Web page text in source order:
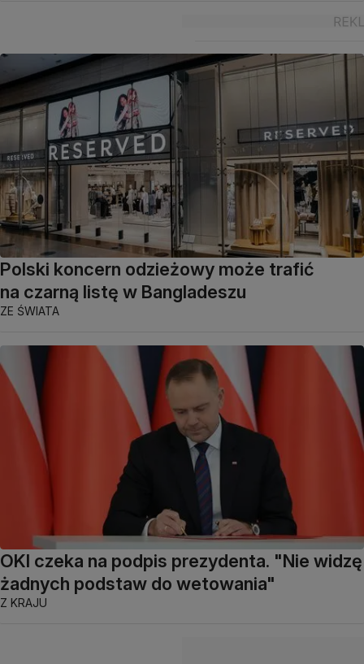
Polski koncern odzieżowy może trafić
na czarną listę w Bangladeszu
ZE ŚWIATA
OKI czeka na podpis prezydenta. "Nie widzę
żadnych podstaw do wetowania"
Z KRAJU